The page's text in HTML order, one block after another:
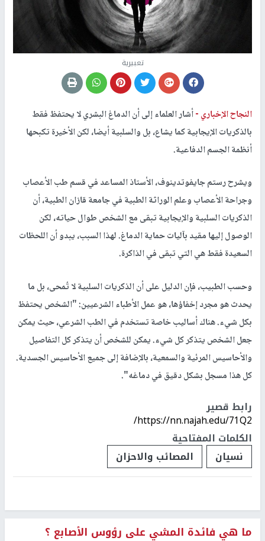
تعبيرية
النجاح الإخباري -أشار العلماء إلى أن الدماغ البشري لا يحتفظ فقط
بالذكريات الإيجابية كما يشاع، بل والسلبية أيضا، لكن الأخيرة تكبحها
أنظمة الجسم الدفاعية.
ويشرح رستم جايفوتدينوف، الأستاذ المساعد في قسم طب الأعصاب
وجراحة الأعصاب وعلم الوراثة الطبية في جامعة قازان الطبية، أن
الذكريات السلبية والإيجابية تبقى مع الشخص طوال حياته، لكن
الوصول إليها مقيد بآليات حماية الدماغ. لهذا السبب، يبدو أن اللحظات
السعيدة فقط هي التي تبقى في الذاكرة.
وحسب الطبيب، فإن الدليل على أن الذكريات السلبية لا تُمحى، بل ما
يحدث هو مجرد إخفاؤها، هو عمل الأطباء الشرعيين: "الشخص يحتفظ
بكل شيء. هناك أساليب خاصة تستخدم في الطب الشرعي، حيث يمكن
جعل الشخص يتذكر كل شيء. يمكن للشخص أن يتذكر كل التفاصيل
والأحاسيس المرئية والسمعية، بالإضافة إلى جميع الأحاسيس الجسدية.
كل هذا مسجل بشكل دقيق في دماغه".
رابط قصير
https://nn.najah.edu/71Q2/
الكلمات المفتاحية
نسيان
المصائب والاحزان
ما هي فائدة المشي على رؤوس الأصابع ؟